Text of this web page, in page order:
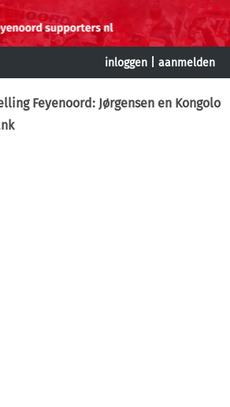
inloggen aanmelden
Feyenoord: Jørgensen en Kongolo